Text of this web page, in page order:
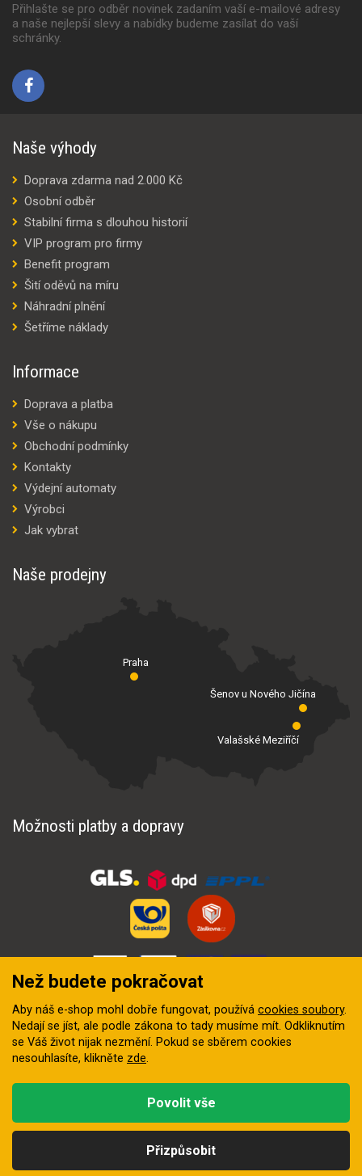
Přihlašte se pro odběr novinek zadaním vaší e-mailové adresy
a naše nejlepší slevy a nabídky budeme zasílat do vaší
schránky.
Naše výhody
Doprava zdarma nad 2.000 Kč
Osobní odběr
Stabilní firma s dlouhou historií
VIP program pro firmy
Benefit program
Šití oděvů na míru
Náhradní plnění
Šetříme náklady
Informace
Doprava a platba
Vše o nákupu
Obchodní podmínky
Kontakty
Výdejní automaty
Výrobci
Jak vybrat
Naše prodejny
Praha
Valašské Meziříčí
Šenov u Nového Jičína
Možnosti platby a dopravy
digitální agentura FEO
Než budete pokračovat
Aby náš e-shop mohl dobře fungovat, používá cookies soubory.
Nedají se jíst, ale podle zákona to tady musíme mít. Odkliknutím
se Váš život nijak nezmění. Pokud se sběrem cookies
nesouhlasíte, klikněte zde.
Přizpůsobit
Povolit vše